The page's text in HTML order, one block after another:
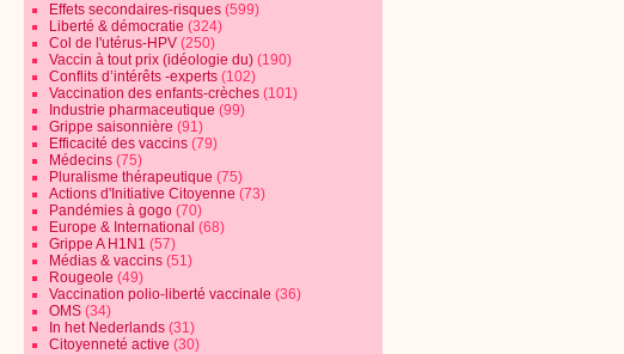
Effets secondaires-risques (599)
Liberté & démocratie (324)
Col de l'utérus-HPV (250)
Vaccin à tout prix (idéologie du) (190)
Conflits d’intérêts -experts (102)
Vaccination des enfants-crèches (101)
Industrie pharmaceutique (99)
Grippe saisonnière (91)
Efficacité des vaccins (79)
Médecins (75)
Pluralisme thérapeutique (75)
Actions d'Initiative Citoyenne (73)
Pandémies à gogo (70)
Europe & International (68)
Grippe A H1N1 (57)
Médias & vaccins (51)
Rougeole (49)
Vaccination polio-liberté vaccinale (36)
OMS (34)
In het Nederlands (31)
Citoyenneté active (30)